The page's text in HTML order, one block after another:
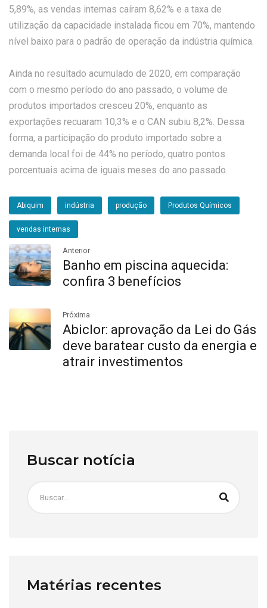
5,89%, as vendas internas caíram 8,62% e a taxa de
utilização da capacidade instalada ficou em 70%, mantendo
nível baixo para o padrão de operação da indústria química.
Ainda no resultado acumulado de 2020, em comparação
com o mesmo período do ano passado, o volume de
produtos importados cresceu 20%, enquanto as
exportações recuaram 10,3% e o CAN subiu 8,2%. Dessa
forma, a participação do produto importado sobre a
demanda local foi de 44% no período, quatro pontos
porcentuais acima de iguais meses do ano passado.
Abiquim indústria produção Produtos Químicos
vendas internas
Anterior
Banho em piscina aquecida:
confira 3 benefícios
Próxima
Abiclor: aprovação da Lei do Gás
deve baratear custo da energia e
atrair investimentos
Buscar notícia
Matérias recentes